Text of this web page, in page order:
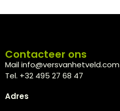
Contacteer ons
Mail info@versvanhetveld.com
Tel. +32 495 27 68 47
Adres